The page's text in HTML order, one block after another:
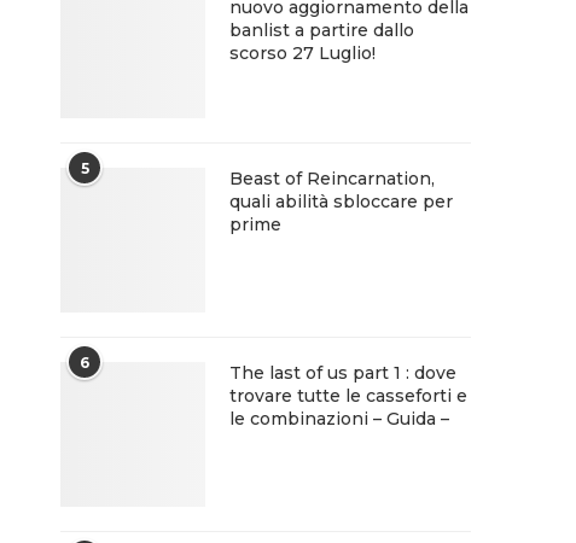
nuovo aggiornamento della
banlist a partire dallo
scorso 27 Luglio!
5
Beast of Reincarnation,
quali abilità sbloccare per
prime
6
The last of us part 1 : dove
trovare tutte le casseforti e
le combinazioni – Guida –